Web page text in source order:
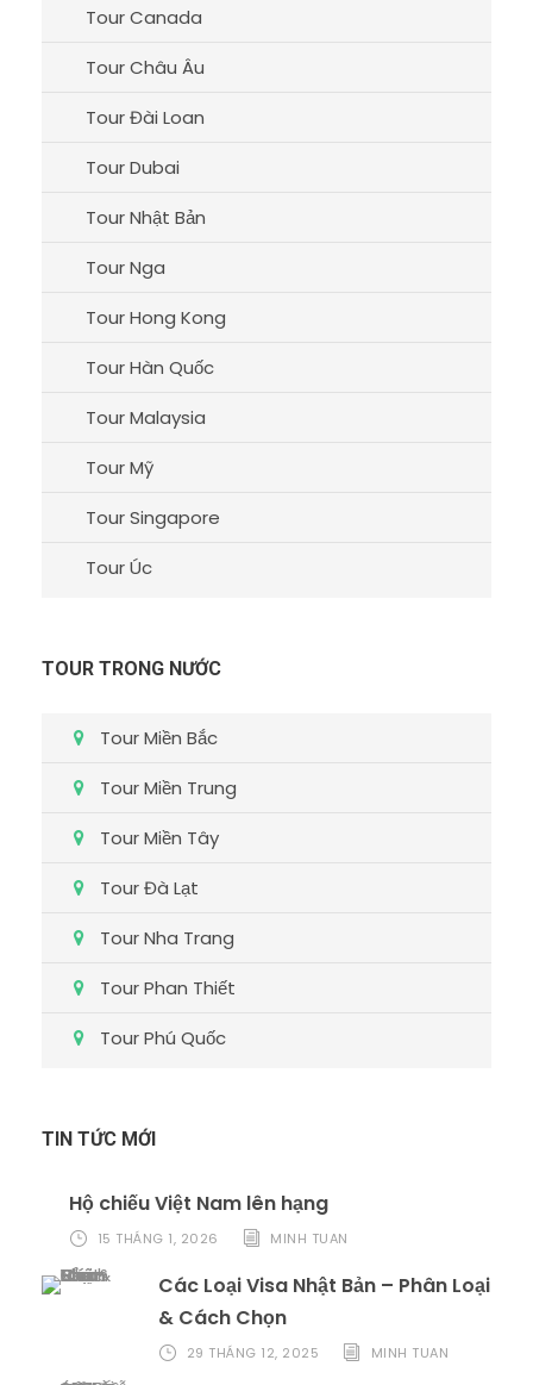
Tour Canada
Tour Châu Âu
Tour Đài Loan
Tour Dubai
Tour Nhật Bản
Tour Nga
Tour Hong Kong
Tour Hàn Quốc
Tour Malaysia
Tour Mỹ
Tour Singapore
Tour Úc
TOUR TRONG NƯỚC
Tour Miền Bắc
Tour Miền Trung
Tour Miền Tây
Tour Đà Lạt
Tour Nha Trang
Tour Phan Thiết
Tour Phú Quốc
TIN TỨC MỚI
Hộ chiếu Việt Nam lên hạng
15 THÁNG 1, 2026 MINH TUAN
Các Loại Visa Nhật Bản – Phân Loại
& Cách Chọn
29 THÁNG 12, 2025 MINH TUAN